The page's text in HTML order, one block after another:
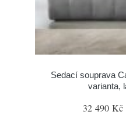
Sedací souprava
varianta,
32 490 Kč